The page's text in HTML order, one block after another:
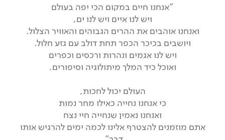
"אנחנו חיים במקום הכי יפה בעולם
ויש לנו איים ויש לנו ים,
ואנחנו אוהבים את ההרים הגבוהים והאוויר הצלול.
ויושבים בכיכר הכפר תחת דולב עם גזע חלול.
ויש לנו אגמים ונהרות ורכסים וכפרים
ואוכל כיד המלך מיתולוגיה וסיפורים.
העולם יכול לחכות,
כי אנחנו נחייה כאילו מחר נמות
ואנחנו נאמין שנחייה חיי נצח
אתם מוזמנים להצטרף אלינו לכמה ימים להרגיש אותו